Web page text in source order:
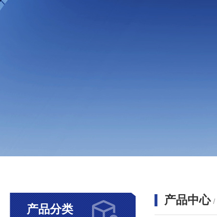
产品分类
产品中心 /